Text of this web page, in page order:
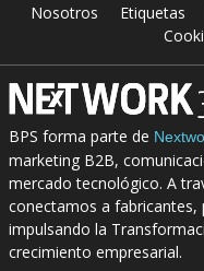
Nosotros Etiquetas
BPS forma parte de
marketing B2B,
mercado tecnológico. A
conectamos a fabricantes,
impulsando la
crecimiento empresarial.